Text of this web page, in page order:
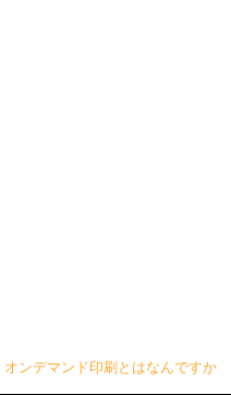
オンデマンド印刷とはなんですか